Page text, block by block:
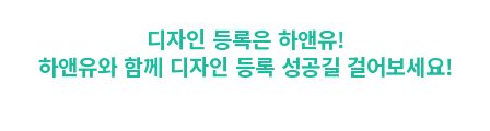
디자인 등록은 하앤유!
하앤유와 함께 디자인 등록 성공길 걸어보세요!